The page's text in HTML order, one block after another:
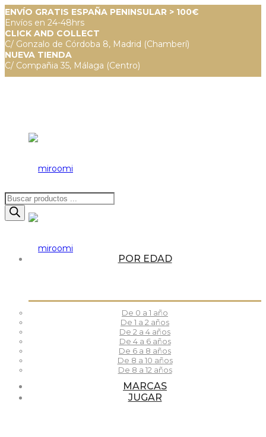
ENVÍO GRATIS ESPAÑA PENINSULAR > 100€
Envíos en 24-48hrs
CLICK AND COLLECT
C/ Gonzalo de Córdoba 8, Madrid (Chamberí)
NUEVA TIENDA
C/ Compañia 35, Málaga (Centro)
Búsqueda
de
productos
POR EDAD
De 0 a 1 año
De 1 a 2 años
De 2 a 4 años
De 4 a 6 años
De 6 a 8 años
De 8 a 10 años
De 8 a 12 años
MARCAS
JUGAR